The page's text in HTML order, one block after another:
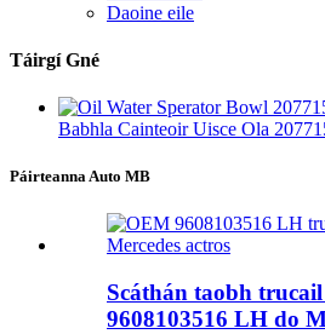
Daoine eile
Táirgí Gné
Babhla Cainteoir Uisce Ola
Páirteanna Auto MB
Scáthán taobh
9608103516 LH do